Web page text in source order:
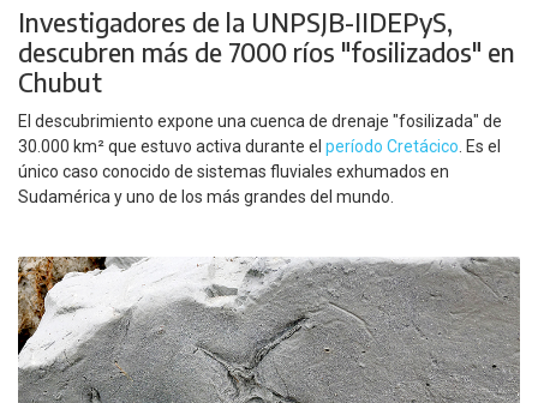
Investigadores de la UNPSJB-IIDEPyS,
descubren más de 7000 ríos "fosilizados" en
Chubut
El descubrimiento expone una cuenca de drenaje "fosilizada" de
30.000 km² que estuvo activa durante el período Cretácico. Es el
único caso conocido de sistemas fluviales exhumados en
Sudamérica y uno de los más grandes del mundo.